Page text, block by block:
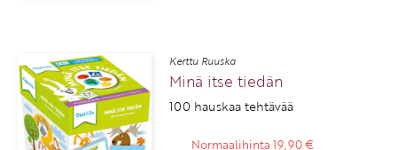
Kerttu Ruuska
Minä itse tiedän
100 hauskaa tehtävää
Normaalihinta 19,90 €